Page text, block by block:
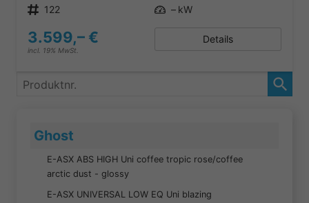
Produktnr. 122 Leistung – kW
3.599,– €
incl. 19% MwSt.
Details
Produktnr.
Ghost
E-ASX ABS HIGH Uni coffee tropic rose/coffee
arctic dust - glossy
E-ASX UNIVERSAL LOW EQ Uni blazing